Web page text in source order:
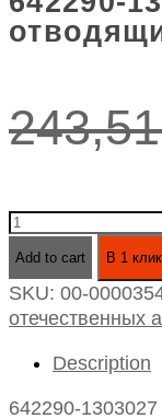
642290-
силиконовый
маз
id70-
120
Add to cart В 1
SKU: 00-
отечественных
Description
642290-